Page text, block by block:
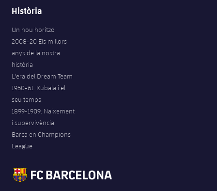
Història
Un nou horitzó
2008-20 Els millors
anys de la nostra
història
L'era del Dream Team
1950-61. Kubala i el
seu temps
1899-1909. Naixement
i supervivència
Barça en Champions
League